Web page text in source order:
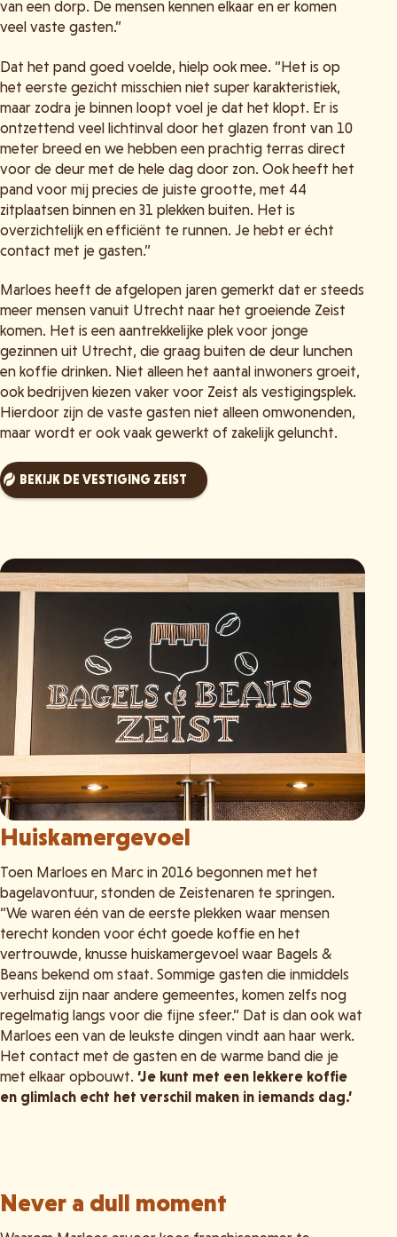
van een dorp. De mensen kennen elkaar en er komen
veel vaste gasten.”
Dat het pand goed voelde, hielp ook mee. “Het is op
het eerste gezicht misschien niet super karakteristiek,
maar zodra je binnen loopt voel je dat het klopt. Er is
ontzettend veel lichtinval door het glazen front van 10
meter breed en we hebben een prachtig terras direct
voor de deur met de hele dag door zon. Ook heeft het
pand voor mij precies de juiste grootte, met 44
zitplaatsen binnen en 31 plekken buiten. Het is
overzichtelijk en efficiënt te runnen. Je hebt er écht
contact met je gasten.”
Marloes heeft de afgelopen jaren gemerkt dat er steeds
meer mensen vanuit Utrecht naar het groeiende Zeist
komen. Het is een aantrekkelijke plek voor jonge
gezinnen uit Utrecht, die graag buiten de deur lunchen
en koffie drinken. Niet alleen het aantal inwoners groeit,
ook bedrijven kiezen vaker voor Zeist als vestigingsplek.
Hierdoor zijn de vaste gasten niet alleen omwonenden,
maar wordt er ook vaak gewerkt of zakelijk geluncht.
BEKIJK DE VESTIGING ZEIST
Huiskamergevoel
Toen Marloes en Marc in 2016 begonnen met het
bagelavontuur, stonden de Zeistenaren te springen.
“We waren één van de eerste plekken waar mensen
terecht konden voor écht goede koffie en het
vertrouwde, knusse huiskamergevoel waar Bagels &
Beans bekend om staat. Sommige gasten die inmiddels
verhuisd zijn naar andere gemeentes, komen zelfs nog
regelmatig langs voor die fijne sfeer.” Dat is dan ook wat
Marloes een van de leukste dingen vindt aan haar werk.
Het contact met de gasten en de warme band die je
met elkaar opbouwt. ‘Je kunt met een lekkere koffie
en glimlach echt het verschil maken in iemands dag.’
Never a dull moment